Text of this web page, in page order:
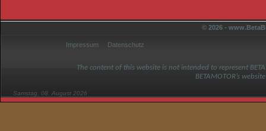
© 2026 -
Impressum Datenschutz
The content of this website is not intended to represent
BETAMOTOR’s
Samstag, 08. August 2026